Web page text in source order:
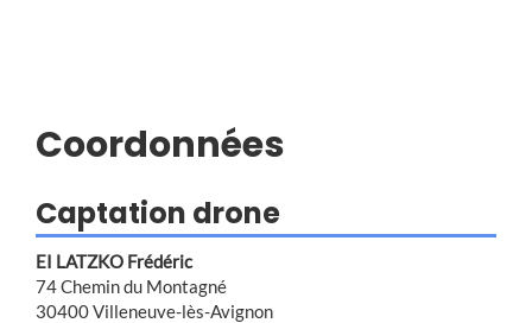
Coordonnées
Captation drone
EI LATZKO Frédéric
74 Chemin du Montagné
30400 Villeneuve-lès-Avignon